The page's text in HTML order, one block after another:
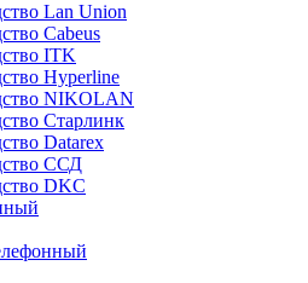
Lan Union
Cabeus
ITK
Hyperline
NIKOLAN
Старлинк
Datarex
ССД
DKC